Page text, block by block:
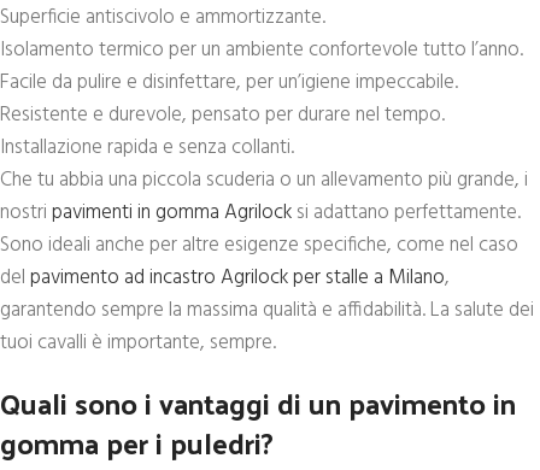
Superficie antiscivolo e ammortizzante.
Isolamento termico per un ambiente confortevole tutto l’anno.
Facile da pulire e disinfettare, per un’igiene impeccabile.
Resistente e durevole, pensato per durare nel tempo.
Installazione rapida e senza collanti.
Che tu abbia una piccola scuderia o un allevamento più grande, i
nostripavimenti in gomma Agrilocksi adattano perfettamente.
Sono ideali anche per altre esigenze specifiche, come nel caso
delpavimento ad incastro Agrilock per stalle a Milano,
garantendo sempre la massima qualità e affidabilità. La salute dei
tuoi cavalli è importante, sempre.
Quali sono i vantaggi di un pavimento in
gomma per i puledri?